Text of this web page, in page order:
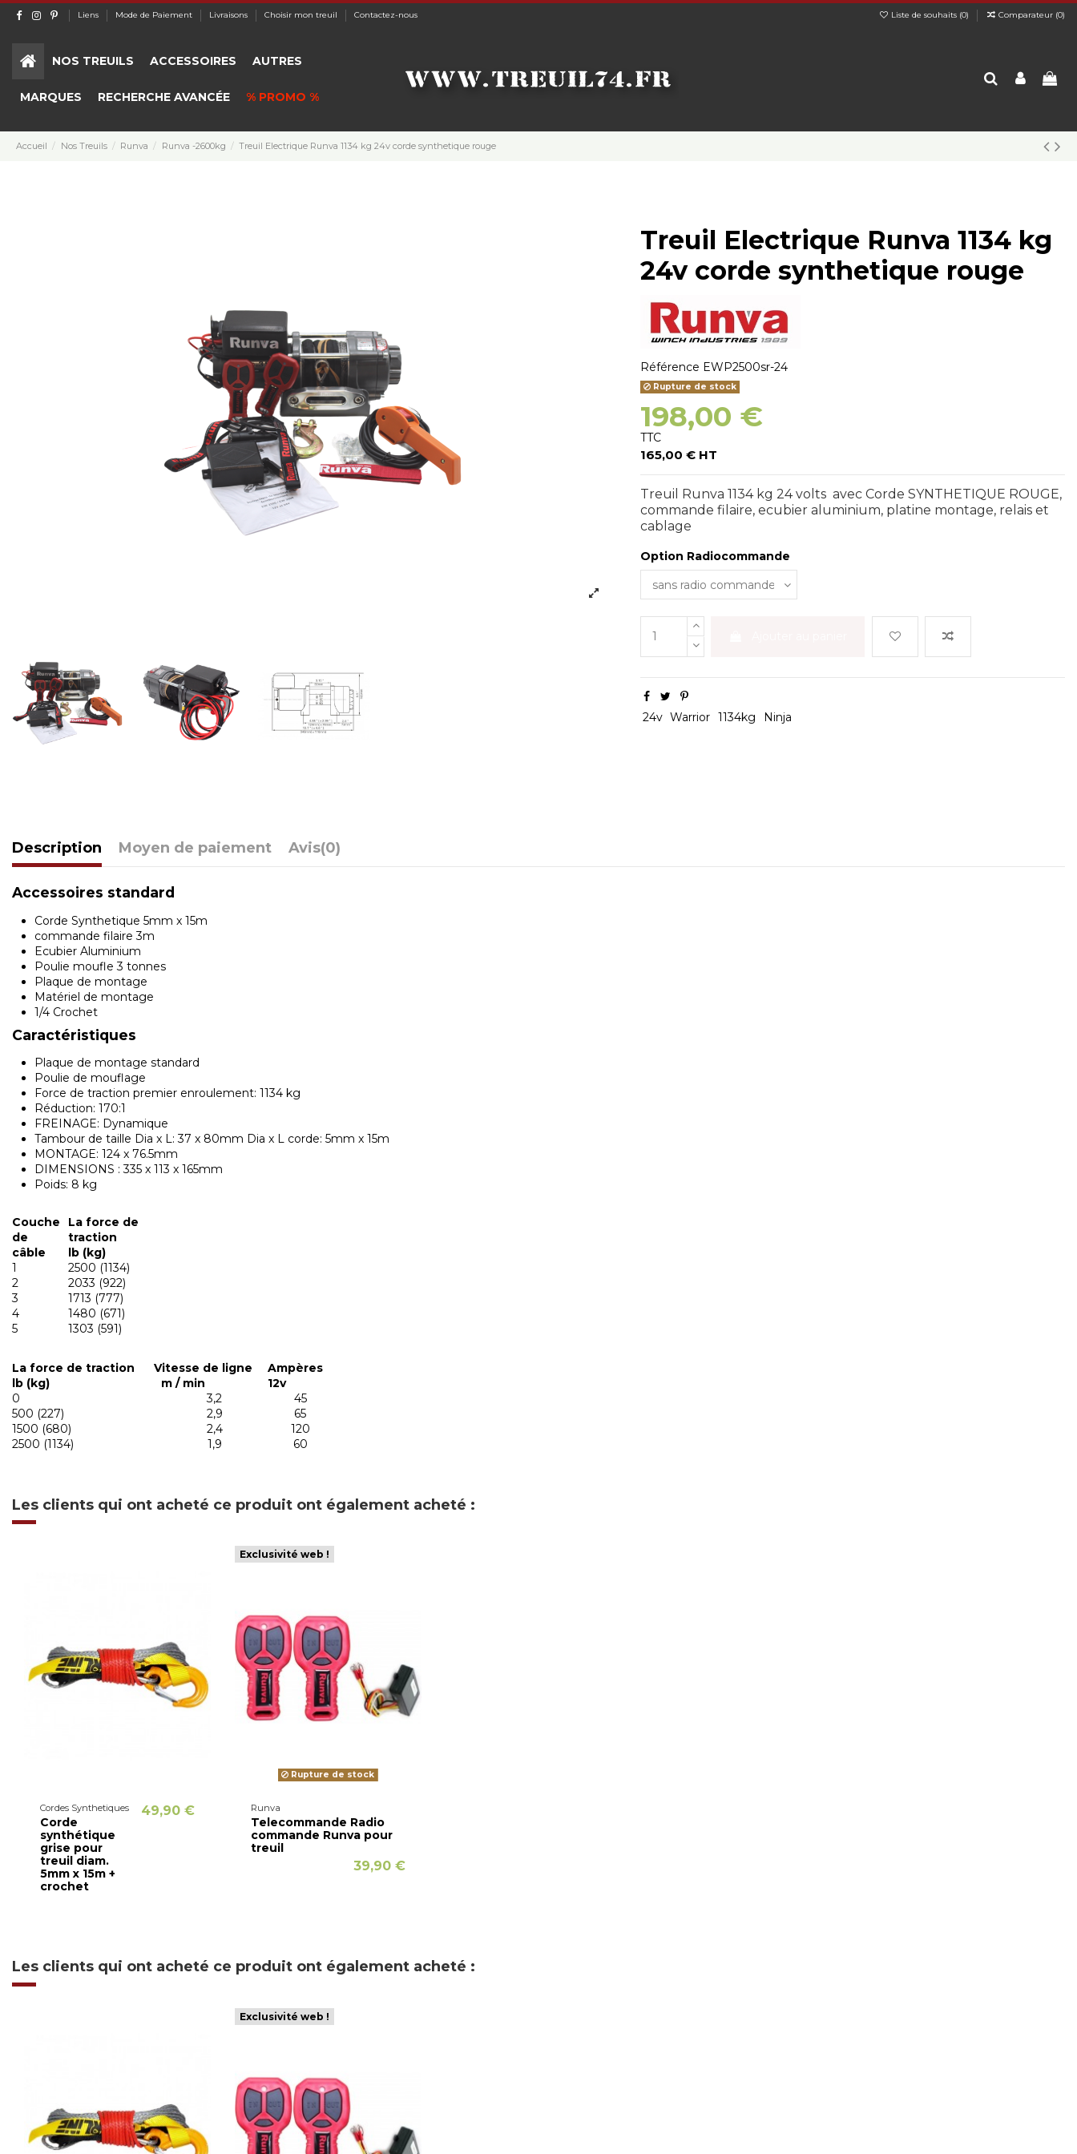
Liens Mode de Paiement Livraisons Choisir mon treuil Contactez-nous Liste de souhaits (0) Comparateur (0)
NOS TREUILS ACCESSOIRES AUTRES
MARQUES RECHERCHE AVANCÉE % PROMO %
Accueil Nos Treuils Runva Runva -2600kg Treuil Electrique Runva 1134 kg 24v corde synthetique rouge
Treuil Electrique Runva 1134 kg
24v corde synthetique rouge
Référence EWP2500sr-24
Rupture de stock
198,00 €
TTC
165,00 € HT
Treuil Runva 1134 kg 24 volts avec Corde SYNTHETIQUE ROUGE,
commande filaire, ecubier aluminium, platine montage, relais et
cablage
Option Radiocommande
24v Warrior 1134kg Ninja
Description Moyen de paiement Avis(0)
Accessoires standard
Corde Synthetique 5mm x 15m
commande filaire 3m
Ecubier Aluminium
Poulie moufle 3 tonnes
Plaque de montage
Matériel de montage
1/4 Crochet
Caractéristiques
Plaque de montage standard
Poulie de mouflage
Force de traction premier enroulement: 1134 kg
Réduction: 170:1
FREINAGE: Dynamique
Tambour de taille Dia x L: 37 x 80mm Dia x L corde: 5mm x 15m
MONTAGE: 124 x 76.5mm
DIMENSIONS : 335 x 113 x 165mm
Poids: 8 kg
Couche
de
La force de
traction
câble
lb (kg)
1
2500 (1134)
2
2033 (922)
3
1713 (777)
4
1480 (671)
5
1303 (591)
La force de traction Vitesse de ligne
Ampères
lb (kg)
m / min
12v
0
3,2
45
500 (227)
2,9
65
1500 (680)
2,4
120
2500 (1134)
1,9 60
Les clients qui ont acheté ce produit ont également acheté :
Cordes Synthetiques
Corde
synthétique
grise pour
treuil diam.
5mm x 15m +
crochet
49,90 €
Exclusivité web !
Rupture de stock
Runva
Telecommande Radio
commande Runva pour
treuil
39,90 €
Les clients qui ont acheté ce produit ont également acheté :
Exclusivité web !